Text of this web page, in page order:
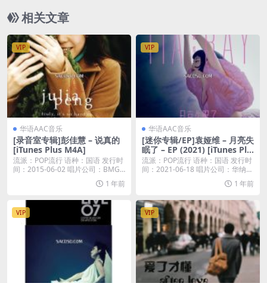
相关文章
VIP
华语AAC音乐
[录音室专辑]彭佳慧 – 说真的
[iTunes Plus M4A]
流派：POP流行 语种：国语 发行时
间：2015-06-02 唱片公司：BMG
1 年前
VIP
华语AAC音乐
[迷你专辑/EP]袁娅维 – 月亮失
眠了 – EP (2021) [iTunes Plu
s M4A]
流派：POP流行 语种：国语 发行时
间：2021-06-18 唱片公司：华纳唱
1 年前
VIP VIP